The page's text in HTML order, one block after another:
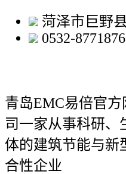
菏泽市巨野
0532-
青岛EMC易倍官
司一家从事科研、
体的建筑节能与新
合性企业